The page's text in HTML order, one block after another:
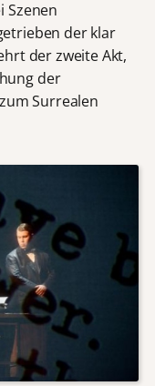
Szenen
der klar
der zweite Akt,
der
Surrealen